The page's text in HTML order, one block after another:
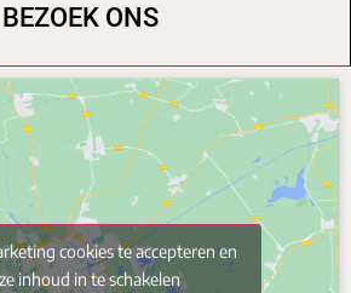
BEZOEK ONS
cookies te accepteren en
inhoud in te schakelen